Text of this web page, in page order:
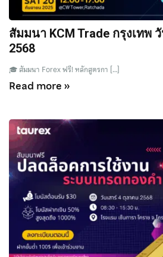
สัมมนา KCM Trade กรุงเทพ
2568
🎓 สัมมนา Forex ฟรี! หลักสูตรกา […]
Read more »